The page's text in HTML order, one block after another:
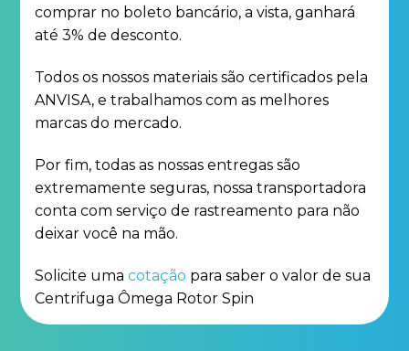
comprar no boleto bancário, a vista, ganhará
até 3% de desconto.
Todos os nossos materiais são certificados pela
ANVISA, e trabalhamos com as melhores
marcas do mercado.
Por fim, todas as nossas entregas são
extremamente seguras, nossa transportadora
conta com serviço de rastreamento para não
deixar você na mão.
Solicite umacotação para saber o valor de sua
Centrifuga Ômega Rotor Spin